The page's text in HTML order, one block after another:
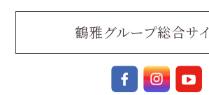
鶴雅グループ総合サ